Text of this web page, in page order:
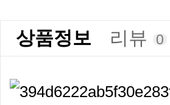
상품정보 리뷰 0